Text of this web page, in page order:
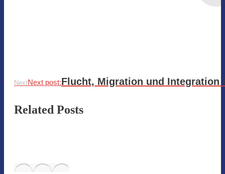
NextNext post:Flucht, Migration und Integration
Related Posts